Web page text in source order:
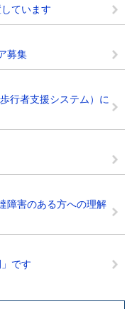
ています
募集
行者支援システム）に
障害のある方への理解
です